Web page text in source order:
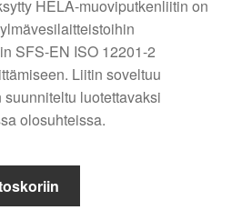
HELA-muoviputkenliitin on
SFS-EN ISO 12201-2
Liitin soveltuu
luotettavaksi
olosuhteissa.